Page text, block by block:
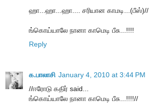
ஹா...ஹா...ஹா.... சரியான காமடி...(பீஸ்)//
ங்கொய்யாலே நானா காமெடி பீசு...!!!!
Reply
க.பாலாசி January 4, 2010 at 3:44 PM
//ஈரோடு கதிர் said...
ங்கொய்யாலே நானா காமெடி பீசு...!!!!//